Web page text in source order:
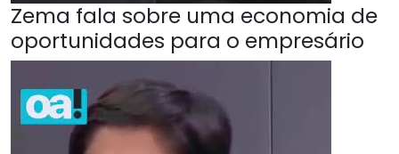
Zema fala sobre uma economia de
oportunidades para o empresário